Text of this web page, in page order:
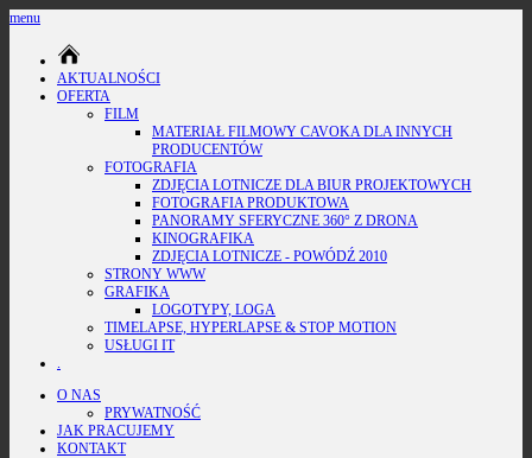
menu
AKTUALNOŚCI
OFERTA
FILM
MATERIAŁ FILMOWY CAVOKA DLA INNYCH
PRODUCENTÓW
FOTOGRAFIA
ZDJĘCIA LOTNICZE DLA BIUR PROJEKTOWYCH
FOTOGRAFIA PRODUKTOWA
PANORAMY SFERYCZNE 360° Z DRONA
KINOGRAFIKA
ZDJĘCIA LOTNICZE - POWÓDŹ 2010
STRONY WWW
GRAFIKA
LOGOTYPY, LOGA
TIMELAPSE, HYPERLAPSE & STOP MOTION
USŁUGI IT
.
O NAS
PRYWATNOŚĆ
JAK PRACUJEMY
KONTAKT